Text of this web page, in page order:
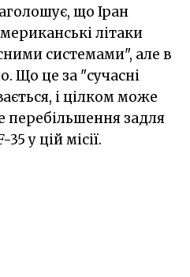
що Іран
літаки
системами", але в
Що це за "сучасні
і цілком може
перебільшення задля
у цій місії.